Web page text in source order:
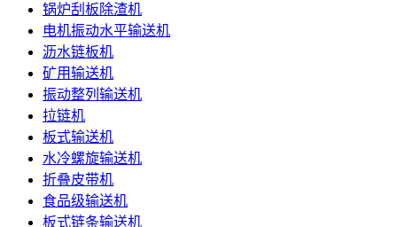
锅炉刮板除渣机
电机振动水平输送机
沥水链板机
矿用输送机
振动整列输送机
拉链机
板式输送机
水冷螺旋输送机
折叠皮带机
食品级输送机
板式链条输送机